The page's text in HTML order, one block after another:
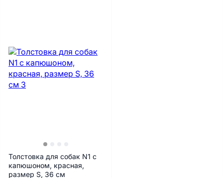
Толстовка для собак N1 с
капюшоном, красная,
размер S, 36 см